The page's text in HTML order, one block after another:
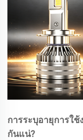
การระบุอายุการใช้
กันแน่?